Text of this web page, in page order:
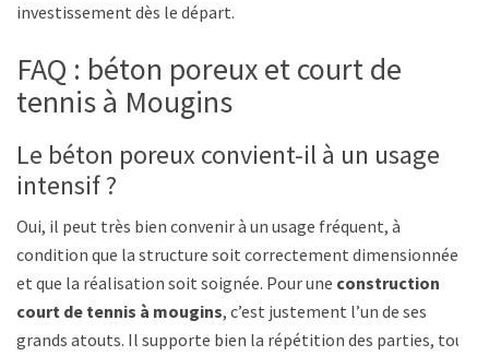
investissement dès le départ.
FAQ : béton poreux et court de
tennis à Mougins
Le béton poreux convient-il à un usage
intensif ?
Oui, il peut très bien convenir à un usage fréquent, à
condition que la structure soit correctement dimensionnée
et que la réalisation soit soignée. Pour une construction
court de tennis à mougins, c’est justement l’un de ses
grands atouts. Il supporte bien la répétition des parties, tout